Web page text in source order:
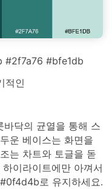
#2f7a76 #bfe1db
적인
바닥의 균열을 통해 스
운 베이스는 화면을
는 차트와 토글을 돋
이라이트에만 아껴서
로 유지하세요.